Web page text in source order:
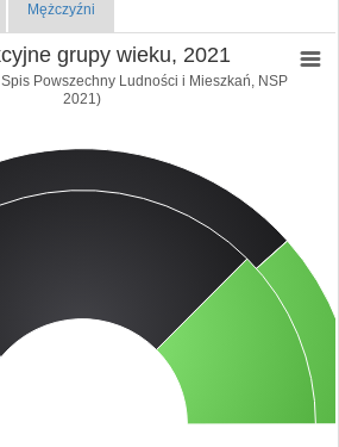
Mężczyźni
grupy wieku, 2021
Powszechny Ludności i Mieszkań, NSP
2021)